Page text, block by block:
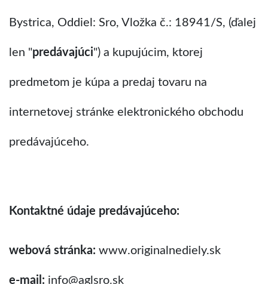
Bystrica, Oddiel: Sro, Vložka č.: 18941/S, (ďalej
len "predávajúci") a kupujúcim, ktorej
predmetom je kúpa a predaj tovaru na
internetovej stránke elektronického obchodu
predávajúceho.
Kontaktné údaje predávajúceho:
webová stránka: www.originalnediely.sk
e-mail: info@aglsro.sk